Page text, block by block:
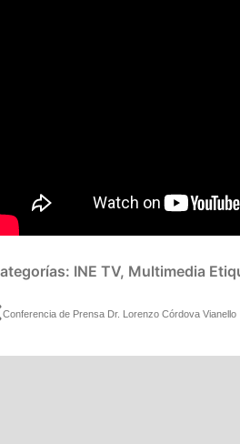
INE TV, Multimedia
Conferencia de Prensa Dr. Lorenzo Córdova Vianello